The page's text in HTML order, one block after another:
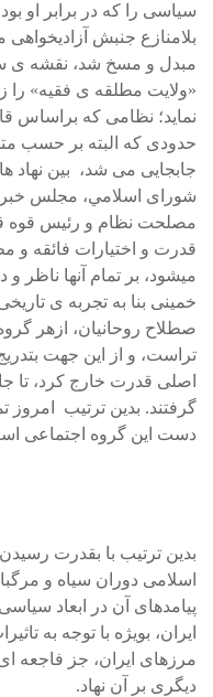
سياسی را که در برابر او
بلامنازع جنبش
مبدل و مسخ شد، نقشه ی
«ولايت مطلقه ی فقيه» را
نمايد؛ نظامی که براساس
حدودی که البته بر حسب
جابجايی می شد، بين نهاد
شورای اسلامي، مجلس
مصلحت نظام و رئيس قوه
قدرت و اختيارات فائقه و
ميشود، بر تمام آنها ناظر
خمينی بنا به تجربه ی
صطلاح روحانيان، ازهر
تراست، و از اين جهت
اصلی قدرت خارج کرد، تا
گرفتند. بدين ترتيب امروز
دست اين گروه اجتماعی
بدين ترتيب با بقدرت
اسلامی دوران سياه و
پيامدهای آن در ابعاد
ايران، بويژه با توجه به
مرزهای ايران، جز فاجعه
ديگری بر آن نهاد.